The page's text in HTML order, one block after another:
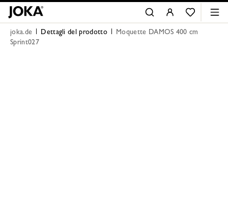
joka.de Dettagli del prodotto
Moquette DAMOS 400 cm
Sprint027